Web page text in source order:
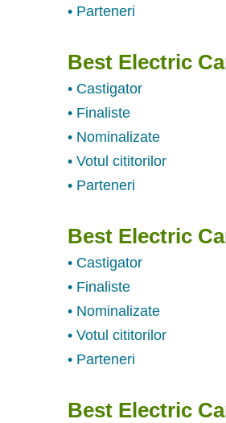
• Parteneri
Best Electric
• Castigator
• Finaliste
• Nominalizate
• Votul cititorilor
• Parteneri
Best Electric
• Castigator
• Finaliste
• Nominalizate
• Votul cititorilor
• Parteneri
Best Electric